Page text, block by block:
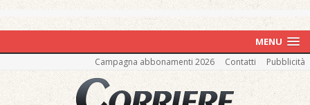
MENU
Campagna abbonamenti 2026 Contatti Pubblicità